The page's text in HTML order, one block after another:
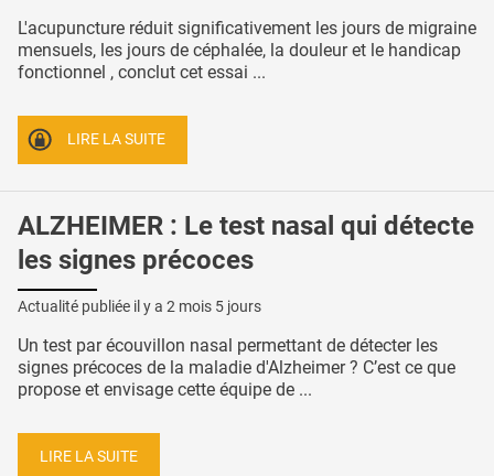
L'acupuncture réduit significativement les jours de migraine
mensuels, les jours de céphalée, la douleur et le handicap
fonctionnel , conclut cet essai ...
LIRE LA SUITE
ALZHEIMER : Le test nasal qui détecte
les signes précoces
Actualité publiée il y a 2 mois 5 jours
Un test par écouvillon nasal permettant de détecter les
signes précoces de la maladie d'Alzheimer ? C’est ce que
propose et envisage cette équipe de ...
LIRE LA SUITE